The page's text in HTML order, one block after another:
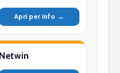
Apri per info →
Netwin